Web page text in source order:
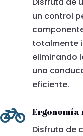
un control
totalmente
eliminando
una
eficiente.
 Ergonomía
Disfruta de